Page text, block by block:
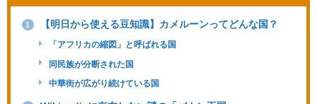
1 【明日から使える豆知識】カメルーンってどんな国？
「アフリカの縮図」と呼ばれる国
同民族が分断された国
中華街が広がり続けている国